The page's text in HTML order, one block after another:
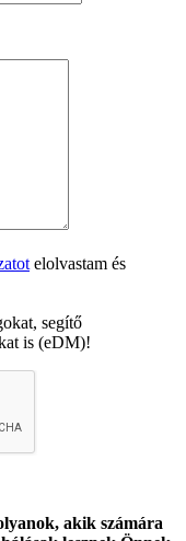
elolvastam és
segítő
is (eDM)!
akik számára